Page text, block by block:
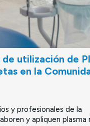
utilización de
en la
y profesionales de la
y apliquen plasma